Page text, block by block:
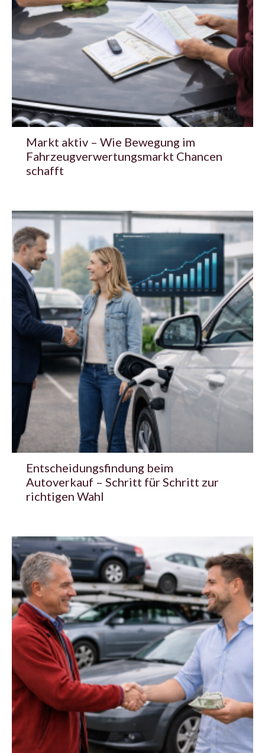
Markt aktiv – Wie Bewegung im
Fahrzeugverwertungsmarkt Chancen
schafft
Entscheidungsfindung beim
Autoverkauf – Schritt für Schritt zur
richtigen Wahl